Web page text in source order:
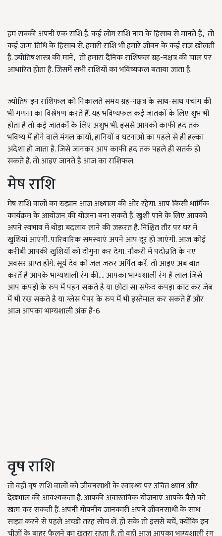
हम सबकी अपनी एक राशि है. कई लोग राशि नाम के हिसाब से मानते हैं, तो
कई जन्म तिथि के हिसाब से. हमारी राशि भी हमारे जीवन के कई राज खोलती
है. ज्योतिषशास्त्र की मानें, तो हमारा दैनिक राशिफल ग्रह-नक्षत्र की चाल पर
आधारित होता है. जिसमें सभी राशियों का भविष्यफल बताया जाता है.
ज्योतिष इन राशिफल को निकालते समय ग्रह-नक्षत्र के साथ-साथ पंचांग की
भी गणना का विश्लेषण करते हैं. यह भविष्यफल कई जातकों के लिए शुभ भी
होता है तो कई जातकों के लिए अशुभ भी. इससे आपको काफी हद तक
भविष्य में होने वाले मंगल कार्यों, हानियों व घटनाओं का पहले से ही हल्का
अंदेशा हो जाता है. जिसे जानकर आप काफी हद तक पहले ही सतर्क हो
सकते है. तो आइए जानते हैं आज का राशिफल.
मेष राशि
मेष राशि वालों का रुझान आज अध्यात्म की ओर रहेगा. आप किसी धार्मिक
कार्यक्रम के आयोजन की योजना बना सकते हैं. खुशी पाने के लिए आपको
अपने स्वभाव में थोड़ा बदलाव लाने की जरूरत है. निश्चित तौर पर घर में
खुशियां आएंगी. पारिवारिक समस्याएं अपने आप दूर हो जाएंगी. आज कोई
करीबी आपकी खुशियों को दोगुना कर देगा. नौकरी में पदोन्नति के नए
अवसर प्राप्त होंगे. सूर्य देव को जल जरुर अर्पित करें. तो आइए अब बात
करतें है आपके भाग्यशाली रंग की.... आपका भाग्यशाली रंग है लाल जिसे
आप कपड़ों के रुप में पहन सकते है या छोटा सा सफेद कपड़ा काट कर जेब
में भी रख सकते है या ग्लेस पेपर के रुप में भी इस्तेमाल कर सकते हैं और
आज आपका भाग्यशाली अंक है-6
वृष राशि
तो वहीं वृष राशि वालों को जीवनसाथी के स्वास्थ्य पर उचित ध्यान और
देखभाल की आवश्यकता है. आपकी अवास्तविक योजनाएं आपके पैसे को
खत्म कर सकती हैं. अपनी गोपनीय जानकारी अपने जीवनसाथी के साथ
साझा करने से पहले अच्छी तरह सोच लें. हो सके तो इससे बचें, क्योंकि इन